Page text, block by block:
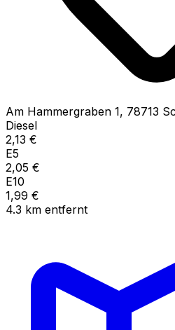
Am Hammergraben 1, 78713
Diesel
2,13 €
E5
2,05 €
E10
1,99 €
4.3 km entfernt